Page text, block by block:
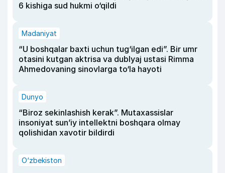
6 kishiga sud hukmi o‘qildi
Madaniyat
“U boshqalar baxti uchun tug‘ilgan edi”. Bir umr
otasini kutgan aktrisa va dublyaj ustasi Rimma
Ahmedovaning sinovlarga to‘la hayoti
Dunyo
“Biroz sekinlashish kerak”. Mutaxassislar
insoniyat sun’iy intellektni boshqara olmay
qolishidan xavotir bildirdi
O‘zbekiston